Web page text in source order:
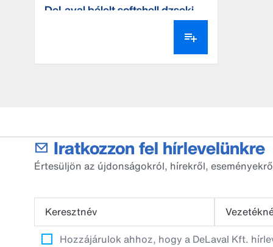
DeLaval bélelt softshell dzseki
Iratkozzon fel hírlevelünkre
Értesüljön az újdonságokról, hírekről,
Keresztnév
Hozzájárulok ahhoz, hogy a DeLaval Kft.